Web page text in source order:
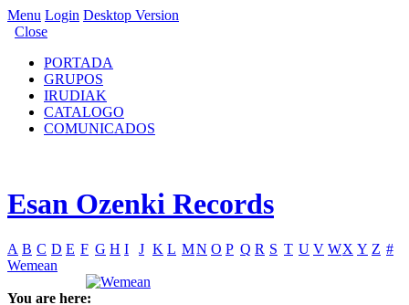
Menu Login Desktop Version
Close
PORTADA
GRUPOS
IRUDIAK
CATALOGO
COMUNICADOS
Esan Ozenki Records
A B C D E F G H I J K L MN O P Q R S T U V WX Y Z #
Wemean
You are here: